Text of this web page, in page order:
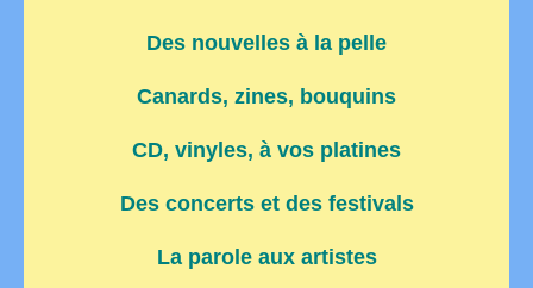
Des nouvelles à la pelle
Canards, zines, bouquins
CD, vinyles, à vos platines
Des concerts et des festivals
La parole aux artistes